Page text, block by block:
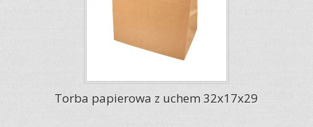
Torba papierowa z uchem 32x17x29